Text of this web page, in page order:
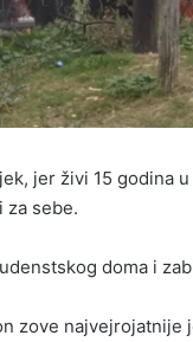
jer živi 15 godina
za sebe.
doma i
zove